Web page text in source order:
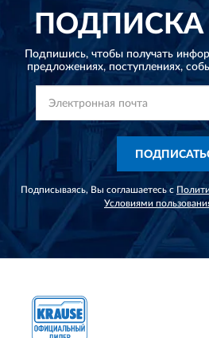
ПОДПИСКА
Подпишись, чтобы получать
предложениях, поступлениях,
Подписываясь, Вы соглашаетесь с
Условиями